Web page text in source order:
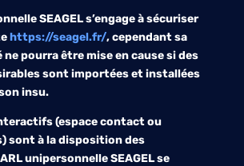
SEAGELs’engage à sécuriser
https://seagel.fr/, cependant sa
pourra être mise en cause si des
sont importées et installées
insu.
(espace contact ou
sont à la disposition des
unipersonnelle SEAGELse